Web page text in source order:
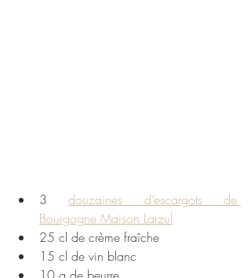
3 douzaines d’escargots de
Bourgogne Maison Larzul
25 cl de crème fraîche
15 cl de vin blanc